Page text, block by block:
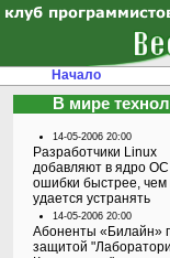
Начало
В мире
14-05-2006 20:00
Разработчики Linux
добавляют в ядро
ошибки быстрее, чем
удается устранять
14-05-2006 20:00
Абоненты «Билайн»
защитой